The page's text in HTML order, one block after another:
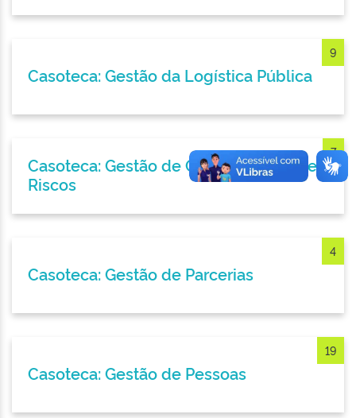
9
Casoteca: Gestão da Logística Pública
7
Casoteca: Gestão de Crise e Gestão de
Riscos
4
Casoteca: Gestão de Parcerias
19
Casoteca: Gestão de Pessoas